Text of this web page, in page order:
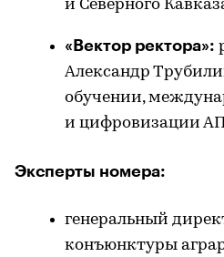
и Северного
«Вектор ректора»:
Александр
обучении,
и цифровизации
Эксперты номера:
генеральный
конъюнктуры